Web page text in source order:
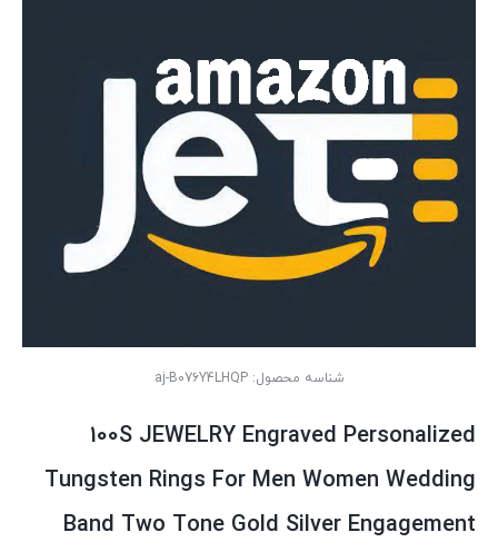
شناسه محصول:aj-B076Y4LHQP
100S JEWELRY Engraved Personalized
Tungsten Rings For Men Women Wedding
Band Two Tone Gold Silver Engagement